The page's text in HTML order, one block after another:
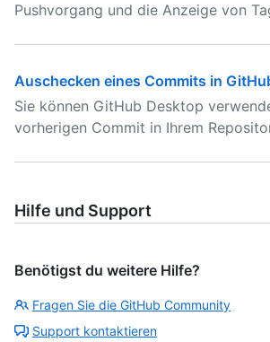
Pushvorgang und die Anzeige von
Auschecken eines Commits in
Sie können GitHub Desktop
vorherigen Commit in Ihrem
Hilfe und Support
Benötigst du weitere Hilfe?
Fragen Sie die GitHub Community
Support kontaktieren